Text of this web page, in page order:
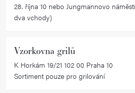
28. října 10 nebo Jungmannovo
dva vchody)
Vzorkovna grilů
K Horkám 19/21 102 00 Praha 10
Sortiment pouze pro grilování